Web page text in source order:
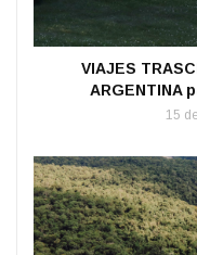
VIAJES
ARGENTINA
15